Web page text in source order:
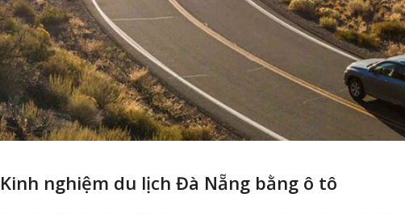
Kinh nghiệm du lịch Đà Nẵng bằng ô tô